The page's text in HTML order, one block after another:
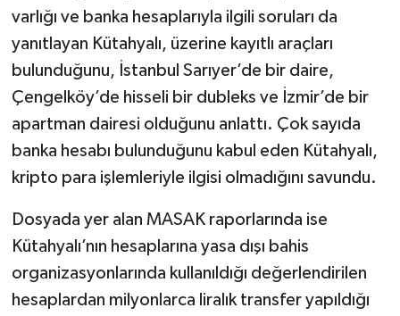
varlığı ve banka hesaplarıyla ilgili soruları da
yanıtlayan Kütahyalı, üzerine kayıtlı araçları
bulunduğunu, İstanbul Sarıyer’de bir daire,
Çengelköy’de hisseli bir dubleks ve İzmir’de bir
apartman dairesi olduğunu anlattı. Çok sayıda
banka hesabı bulunduğunu kabul eden Kütahyalı,
kripto para işlemleriyle ilgisi olmadığını savundu.
Dosyada yer alan MASAK raporlarında ise
Kütahyalı’nın hesaplarına yasa dışı bahis
organizasyonlarında kullanıldığı değerlendirilen
hesaplardan milyonlarca liralık transfer yapıldığı